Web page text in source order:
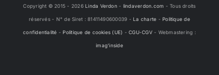
Copyright © 2015 - 2026 Linda Verdon- lindaverdon.com - Tous droits
réservés - N° de Siret : 81411490600039 - La charte - Politique de
confidentialité - Politique de cookies (UE) -CGU-CGV- Webmastering :
imag'inside